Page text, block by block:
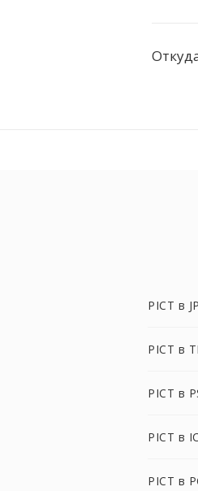
PICT в
PICT в
PICT в
PICT в
PICT в